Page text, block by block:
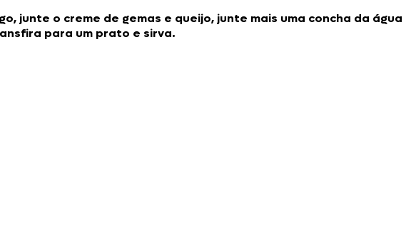
o creme de gemas e queijo, junte mais uma concha da água
para um prato e sirva.